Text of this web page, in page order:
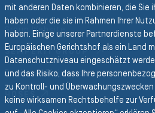
Group Website
SEMPERIT GROUP
Business Divisionen
HOSES
mit anderen Daten kombinieren, die Sie
haben oder die sie im Rahmen Ihrer
haben. Einige unserer Partnerdienste
Europäischen Gerichtshof als ein Land
Datenschutzniveau eingeschätzt
und das Risiko, dass Ihre
zu Kontroll- und
keine wirksamen Rechtsbehelfe zur